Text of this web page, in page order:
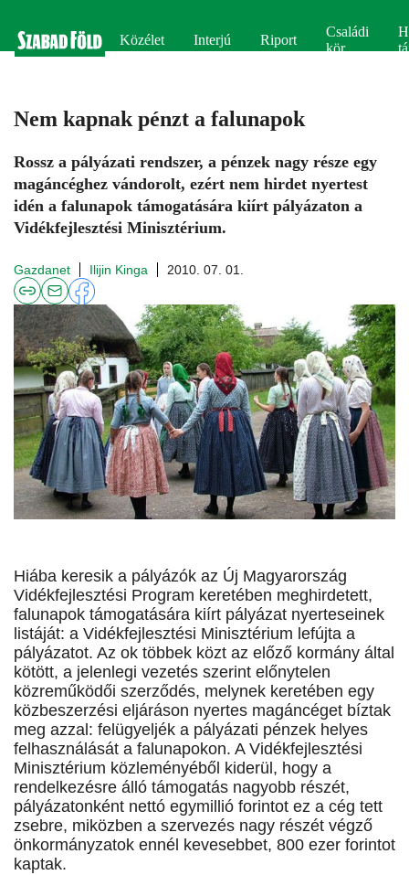
Közélet Interjú Riport
Családi
kör
Nem kapnak pénzt a falunapok
Rossz a pályázati rendszer, a pénzek nagy része egy
magáncéghez vándorolt, ezért nem hirdet nyertest
idén a falunapok támogatására kiírt pályázaton a
Vidékfejlesztési Minisztérium.
Gazdanet Ilijin Kinga 2010. 07. 01.
Hiába keresik a pályázók az Új Magyarország
Vidékfejlesztési Program keretében meghirdetett,
falunapok támogatására kiírt pályázat nyerteseinek
listáját: a Vidékfejlesztési Minisztérium lefújta a
pályázatot. Az ok többek közt az előző kormány által
kötött, a jelenlegi vezetés szerint előnytelen
közreműködői szerződés, melynek keretében egy
közbeszerzési eljáráson nyertes magáncéget bíztak
meg azzal: felügyeljék a pályázati pénzek helyes
felhasználását a falunapokon. A Vidékfejlesztési
Minisztérium közleményéből kiderül, hogy a
rendelkezésre álló támogatás nagyobb részét,
pályázatonként nettó egymillió forintot ez a cég tett
zsebre, miközben a szervezés nagy részét végző
önkormányzatok ennél kevesebbet, 800 ezer forintot
kaptak.